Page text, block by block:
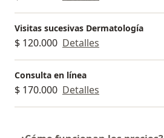
Visitas sucesivas Dermatología
$ 120.000 Detalles
Consulta en línea
$ 170.000 Detalles